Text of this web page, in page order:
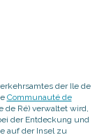
der Ile de
Communauté de
de Ré) verwaltet wird,
der Entdeckung und
auf der Insel zu